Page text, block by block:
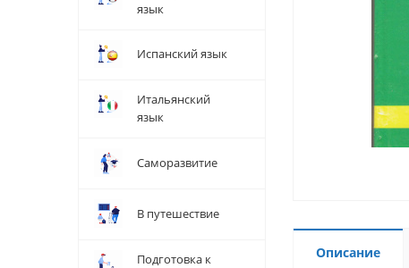
Описание
язык
Испанский язык
Итальянский
язык
Саморазвитие
В путешествие
Подготовка к